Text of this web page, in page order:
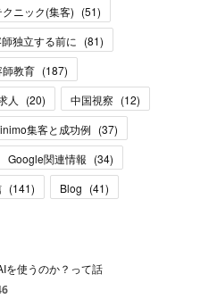
ニック(集客) (51)
独立する前に (81)
師教育 (187)
人 (20) 中国視察 (12)
集客と成功例 (37)
Google関連情報 (34)
(141) Blog (41)
を使うのか？って話